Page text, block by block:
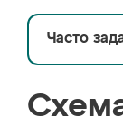
Часто